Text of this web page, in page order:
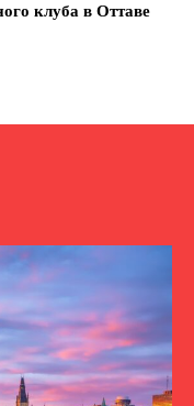
клуба в Оттаве